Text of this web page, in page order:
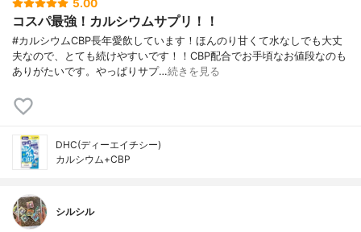
5.00
コスパ最強！カルシウムサプリ！！
#カルシウムCBP長年愛飲しています！ほんのり甘くて水なしでも大丈
夫なので、とても続けやすいです！！CBP配合でお手頃なお値段なのも
ありがたいです。やっぱりサプ…続きを見る
DHC(ディーエイチシー)
カルシウム+CBP
シルシル